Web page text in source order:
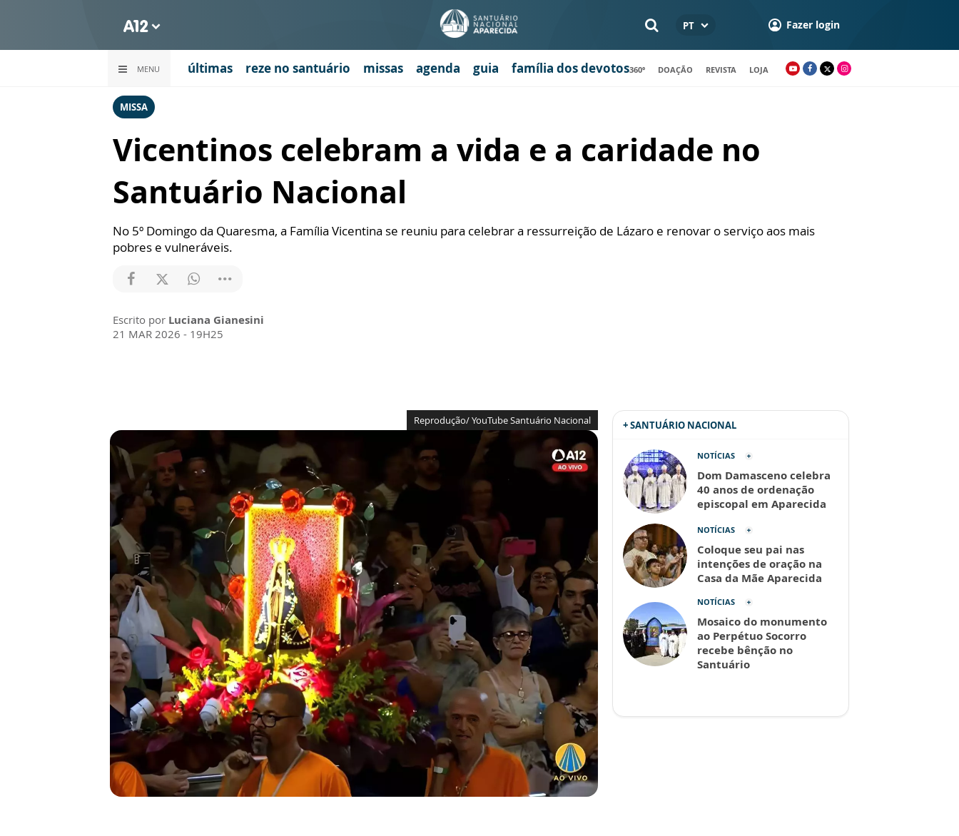
PT Fazer login
MENU últimas reze no santuário missas agenda guia família dos devotos360º DOAÇÃO REVISTA LOJA
MISSA
Vicentinos celebram a vida e a caridade no
Santuário Nacional
No 5º Domingo da Quaresma, a Família Vicentina se reuniu para celebrar a ressurreição de Lázaro e renovar o serviço aos mais
pobres e vulneráveis.
Escrito por Luciana Gianesini
21 MAR 2026 - 19H25
Reprodução/ YouTube Santuário Nacional + SANTUÁRIO NACIONAL
NOTÍCIAS
Dom Damasceno celebra
40 anos de ordenação
episcopal em Aparecida
NOTÍCIAS
Coloque seu pai nas
intenções de oração na
Casa da Mãe Aparecida
NOTÍCIAS
Mosaico do monumento
ao Perpétuo Socorro
recebe bênção no
Santuário